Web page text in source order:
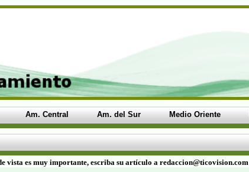
Am. Central Am. del Sur Medio Oriente
vista es muy importante, escriba su artículo a redaccion@ticovision.com